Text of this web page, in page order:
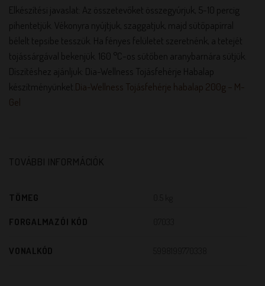
Elkészítési javaslat: Az összetevőket összegyúrjuk, 5-10 percig
pihentetjük. Vékonyra nyújtjuk, szaggatjuk, majd sütőpapírral
bélelt tepsibe tesszük. Ha fényes felületet szeretnénk, a tetejét
tojássárgával bekenjük. 160 °C-os sütőben aranybarnára sütjük.
Díszítéshez ajánljuk: Dia-Wellness Tojásfehérje Habalap
készítményünket. Dia-Wellness Tojásfehérje habalap 200g – M-
Gel
TOVÁBBI INFORMÁCIÓK
TÖMEG
FORGALMAZÓI KÓD
VONALKÓD